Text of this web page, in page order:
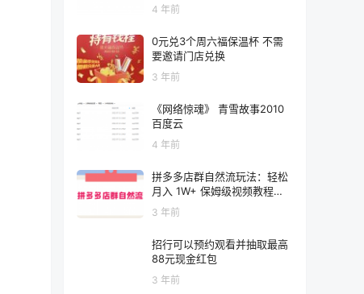
4 年前
0元兑3个周六福保温杯 不需
要邀请门店兑换
3 年前
《网络惊魂》 青雪故事2010
百度云
4 年前
拼多多店群自然流玩法：轻松
月入 1W+ 保姆级视频教程
（附上货、拍单工具）
3 年前
招行可以预约观看并抽取最高
88元现金红包
3 年前